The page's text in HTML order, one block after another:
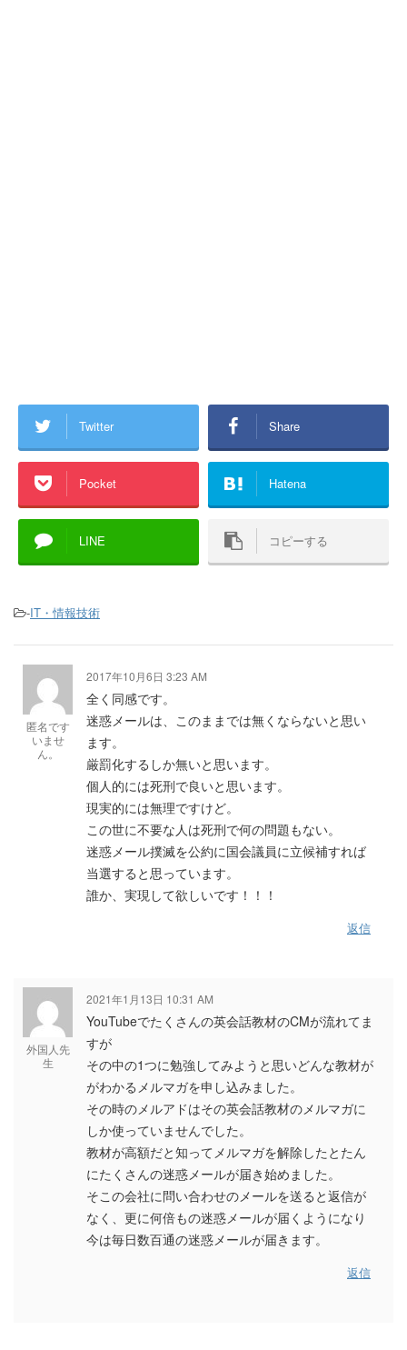
Twitter Share
Pocket Hatena
LINE コピーする
-IT・情報技術
匿名です
いませ
ん。
2017年10月6日 3:23 AM
全く同感です。
迷惑メールは、このままでは無くならないと思い
ます。
厳罰化するしか無いと思います。
個人的には死刑で良いと思います。
現実的には無理ですけど。
この世に不要な人は死刑で何の問題もない。
迷惑メール撲滅を公約に国会議員に立候補すれば
当選すると思っています。
誰か、実現して欲しいです！！！
返信
外国人先
生
2021年1月13日 10:31 AM
YouTubeでたくさんの英会話教材のCMが流れてま
すが
その中の1つに勉強してみようと思いどんな教材が
がわかるメルマガを申し込みました。
その時のメルアドはその英会話教材のメルマガに
しか使っていませんでした。
教材が高額だと知ってメルマガを解除したとたん
にたくさんの迷惑メールが届き始めました。
そこの会社に問い合わせのメールを送ると返信が
なく、更に何倍もの迷惑メールが届くようになり
今は毎日数百通の迷惑メールが届きます。
返信